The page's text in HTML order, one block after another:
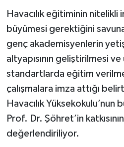
Havacılık eğitiminin nitelikli
büyümesi gerektiğini
genç akademisyenlerin
altyapısının geliştirilmesi ve
standartlarda eğitim
çalışmalara imza attığı
Havacılık
Prof. Dr. Şöhret’in
değerlendiriliyor.